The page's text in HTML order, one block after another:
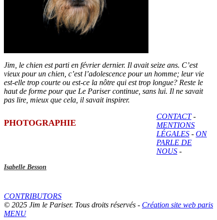
Jim, le chien est parti en février dernier. Il avait seize ans. C’est
vieux pour un chien, c’est l’adolescence pour un homme; leur vie
est-elle trop courte ou est-ce la nôtre qui est trop longue? Reste le
haut de forme pour que Le Pariser continue, sans lui. Il ne savait
pas lire, mieux que cela, il savait inspirer.
PHOTOGRAPHIE
Isabelle Besson
CONTACT-
MENTIONS
LÉGALES - ON
PARLE DE
NOUS -
CONTRIBUTORS
© 2025 Jim le Pariser. Tous droits réservés - Création site web paris
MENU